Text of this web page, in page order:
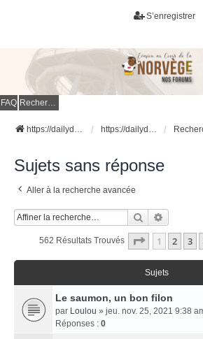
S’enregistrer
FAQ Rechercher
https://dailydigesthub.com https://dailydigesthub.com
Sujets sans réponse
Aller à la recherche avancée
Rechercher
562 Résultats Trouvés Page 1Sur
1 2 3
Sujets
Le saumon, un bon filon
par Loulou » jeu. nov. 25, 2021 9:38
Réponses : 0